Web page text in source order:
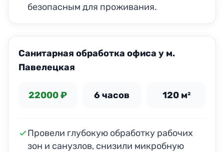
безопасным для проживания.
Санитарная обработка офиса у м.
Павелецкая
22000 ₽ 6 часов 120 м²
Провели глубокую обработку рабочих
зон и санузлов, снизили микробную